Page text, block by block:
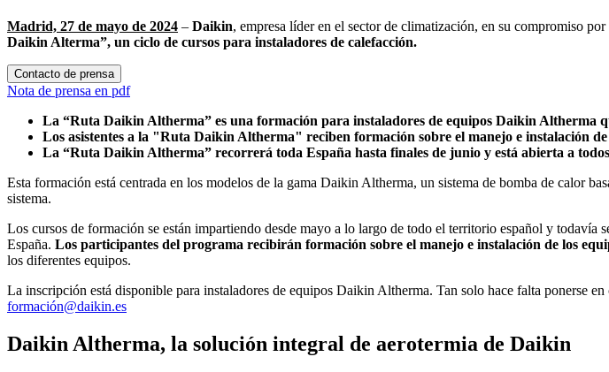
Madrid, 27 de mayo de 2024 – Daikin, empresa líder en el sector de climatización, en su compromiso
Daikin Alterma”, un ciclo de cursos para instaladores de calefacción.
Contacto de prensa
Nota de prensa en pdf
La “Ruta Daikin Altherma” es una formación para instaladores de equipos Daikin Altherma
Los asistentes a la "Ruta Daikin Altherma" reciben formación sobre el manejo e instalación de
La “Ruta Daikin Altherma” recorrerá toda España hasta finales de junio y está abierta a
Esta formación está centrada en los modelos de la gama Daikin Altherma, un sistema de bomba de calor
sistema.
Los cursos de formación se están impartiendo desde mayo a lo largo de todo el territorio español y todavía
España. Los participantes del programa recibirán formación sobre el manejo e instalación de los
los diferentes equipos.
La inscripción está disponible para instaladores de equipos Daikin Altherma. Tan solo hace falta ponerse
formación@daikin.es
Daikin Altherma, la solución integral de aerotermia de Daikin